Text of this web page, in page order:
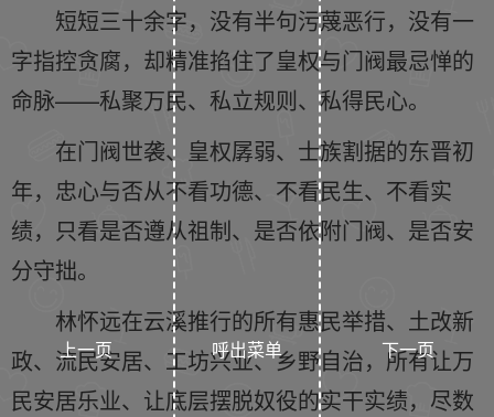
短短三十余字，没有半句污蔑恶行，没有一
字指控贪腐，却精准掐住了皇权与门阀最忌惮的
命脉——私聚万民、私立规则、私得民心。
在门阀世袭、皇权孱弱、士族割据的东晋初
年，忠心与否从不看功德、不看民生、不看实
绩，只看是否遵从祖制、是否依附门阀、是否安
分守拙。
林怀远在云溪推行的所有惠民举措、土改新
政、流民安居、工坊兴业、乡野自治，所有让万
民安居乐业、让底层摆脱奴役的实干实绩，尽数
上一页 下一页
呼出菜单